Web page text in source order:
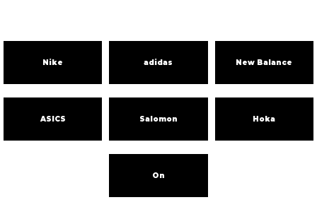
Nike adidas New Balance
ASICS Salomon Hoka
On